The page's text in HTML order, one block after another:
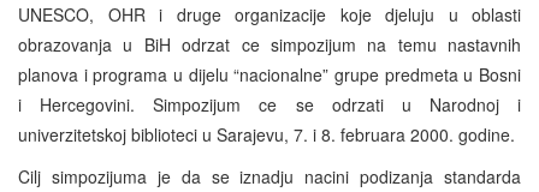
UNESCO, OHR i druge organizacije koje djeluju u oblasti
obrazovanja u BiH odrzat ce simpozijum na temu nastavnih
planova i programa u dijelu “nacionalne” grupe predmeta u Bosni
i Hercegovini. Simpozijum ce se odrzati u Narodnoj i
univerzitetskoj biblioteci u Sarajevu, 7. i 8. februara 2000. godine.
Cilj simpozijuma je da se iznadju nacini podizanja standarda